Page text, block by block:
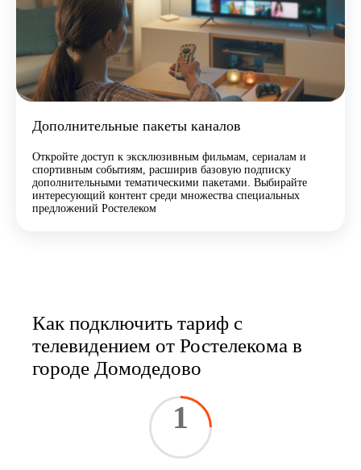
Дополнительные пакеты каналов
Откройте доступ к эксклюзивным фильмам, сериалам и
спортивным событиям, расширив базовую подписку
дополнительными тематическими пакетами. Выбирайте
интересующий контент среди множества специальных
предложений Ростелеком
Как подключить тариф с
телевидением от Ростелекома в
городе Домодедово
1